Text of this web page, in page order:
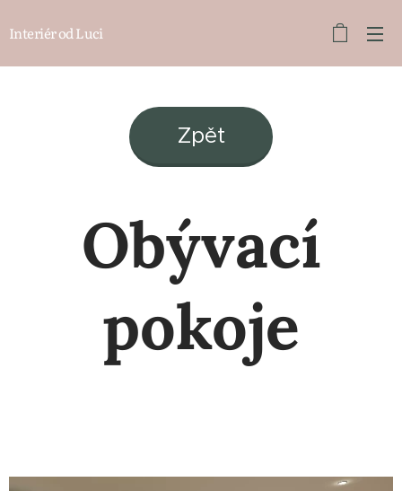
Interiér od Luci
Zpět
Obývací
pokoje